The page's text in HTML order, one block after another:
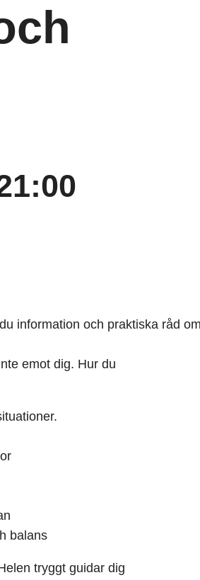
information och praktiska råd om
emot dig. Hur du
balans
tryggt guidar dig